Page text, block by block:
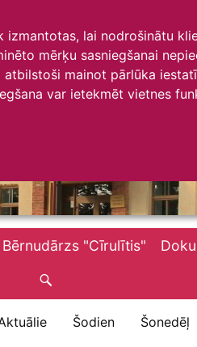
lai nodrošinātu
mērķu sasniegšanai
mainot pārlūka
var ietekmēt vietnes
Bērnudārzs "Cīrulītis"
Šodien Šonedēļ